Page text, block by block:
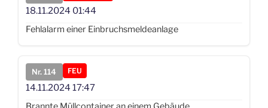
18.11.2024 01:44
Fehlalarm einer Einbruchsmeldeanlage
Nr. 114 FEU
14.11.2024 17:47